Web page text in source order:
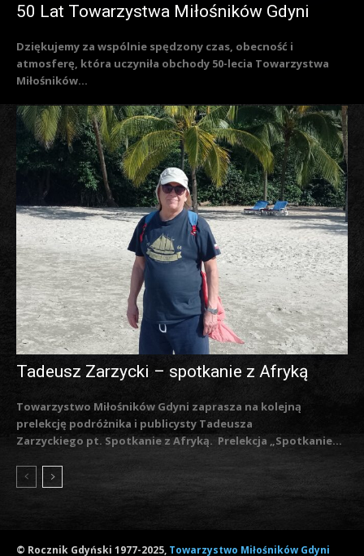
50 Lat Towarzystwa Miłośników Gdyni
Dziękujemy za wspólnie spędzony czas, obecność i
atmosferę, która uczyniła obchody 50-lecia Towarzystwa
Miłośników...
Tadeusz Zarzycki – spotkanie z Afryką
Towarzystwo Miłośników Gdyni zaprasza na kolejną
prelekcję podróżnika i publicysty Tadeusza
Zarzyckiego pt. Spotkanie z Afryką. Prelekcja „Spotkanie...
© Rocznik Gdyński 1977-2025, Towarzystwo Miłośników Gdyni